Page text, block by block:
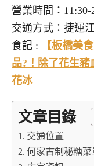
營業時間：11:30-
交通方式：捷運
食記 :
【板橋美
品?！除了花生
花冰
文章目錄
交通位置
何家古制秘糖菜